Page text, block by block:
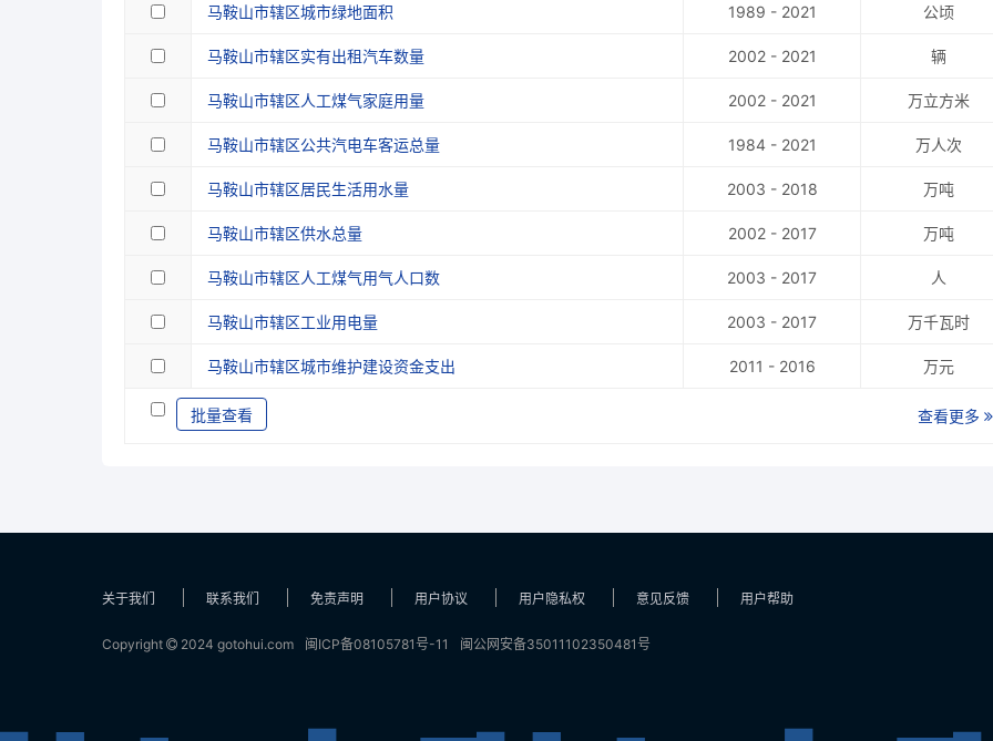
马鞍山市辖区城市绿地面积 1989 - 2021 公顷
马鞍山市辖区实有出租汽车数量 2002 - 2021 辆
马鞍山市辖区人工煤气家庭用量 2002 - 2021 万立方米
马鞍山市辖区公共汽电车客运总量 1984 - 2021 万人次
马鞍山市辖区居民生活用水量 2003 - 2018 万吨
马鞍山市辖区供水总量 2002 - 2017 万吨
马鞍山市辖区人工煤气用气人口数 2003 - 2017 人
马鞍山市辖区工业用电量 2003 - 2017 万千瓦时
马鞍山市辖区城市维护建设资金支出 2011 - 2016 万元
批量查看 查看更多
关于我们 联系我们 免责声明 用户协议 用户隐私权 意见反馈 用户帮助
Copyright 2024 gotohui.com 闽ICP备08105781号-11 闽公网安备35011102350481号